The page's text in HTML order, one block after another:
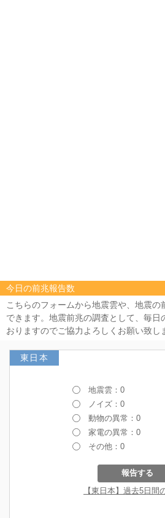
今日の前兆報告数
こちらのフォームから地震雲や、地震の
できます。地震前兆の調査として、毎日
おりますのでご協力よろしくお願い致し
東日本